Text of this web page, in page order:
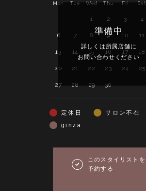
Mon Tue Wed Thu Fri Sat
1 2 3 4
6 7 8 9 10 11
13 14 15 16 17 18
20 21 22 23 24 25
27 28 29 30
準備中
詳しくは所属店舗に
お問い合わせください
定休日
サロン不在
ginza
このスタイリストを
予約する